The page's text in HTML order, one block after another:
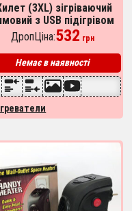
(3XL) зігріваючий
з USB підігрівом
унісекс чорний
ДропЦіна:532 грн
Немає в наявності